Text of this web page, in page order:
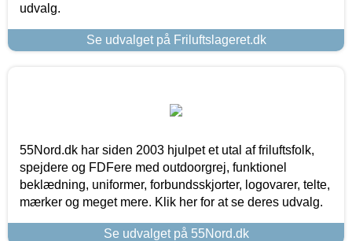
udvalg.
Se udvalget på Friluftslageret.dk
55Nord.dk har siden 2003 hjulpet et utal af friluftsfolk,
spejdere og FDFere med outdoorgrej, funktionel
beklædning, uniformer, forbundsskjorter, logovarer, telte,
mærker og meget mere. Klik her for at se deres udvalg.
Se udvalget på 55Nord.dk